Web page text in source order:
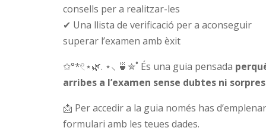
consells per a realitzar-les
✔ Una llista de verificació per a aconseguir
superar l’examen amb èxit
✩°*𓏲⋆🌿. ⋆⸜ 🍵✮˚ És una guia pensada
arribes a l’examen sense dubtes ni
📩 Per accedir a la guia només has
formulari amb les teues dades.